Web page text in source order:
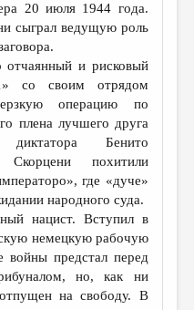
20 июля 1944 года.
сыграл ведущую роль
отчаянный и рисковый
со своим отрядом
операцию по
плена лучшего друга
диктатора Бенито
Скорцени похитили
где «дуче»
народного суда.
нацист. Вступил в
немецкую рабочую
предстал перед
но, как ни
на свободу. В